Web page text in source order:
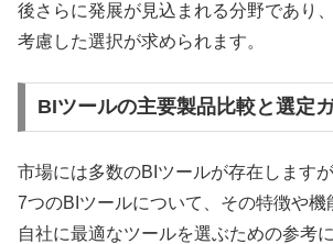
後さらに発展が見込まれる分野であり
考慮した選択が求められます。
BIツールの主要製品比較と選定
市場には多数のBIツールが存在します
7つのBIツールについて、その特徴や機
自社に最適なツールを選ぶための参考